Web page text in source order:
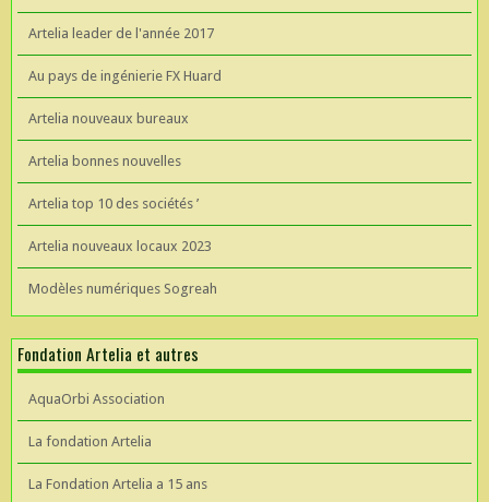
Artelia leader de l'année 2017
Au pays de ingénierie FX Huard
Artelia nouveaux bureaux
Artelia bonnes nouvelles
Artelia top 10 des sociétés ’
Artelia nouveaux locaux 2023
Modèles numériques Sogreah
Fondation Artelia et autres
AquaOrbi Association
La fondation Artelia
La Fondation Artelia a 15 ans